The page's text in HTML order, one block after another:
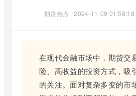
期货热点 2024-11-09 01:58:18
在现代金融市场中，期货交
险、高收益的投资方式，吸
的关注。面对复杂多变的市